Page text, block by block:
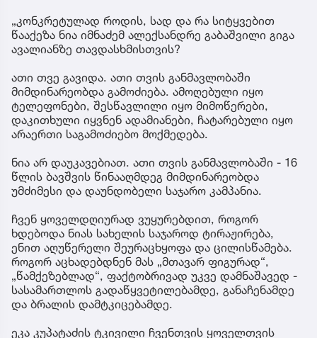
„კონკრეტულად როდის, სად და რა სიტყვებით
წააქეზა ნია იმნაძემ ალექსანდრე გაბაშვილი გიგა
ავალიანზე თავდასხმისთვის?
ათი თვე გავიდა. ათი თვის განმავლობაში
მიმდინარეობდა გამოძიება. ამოღებული იყო
ტელეფონები, შესწავლილი იყო მიმოწერები,
დაკითხული იყვნენ ადამიანები, ჩატარებული იყო
არაერთი საგამოძიებო მოქმედება.
ნია არ დაუკავებიათ. ათი თვის განმავლობაში - 16
წლის ბავშვის წინააღმდეგ მიმდინარეობდა
უმძიმესი და დაუნდობელი საჯარო კამპანია.
ჩვენ ყოველდღიურად ვუყურებდით, როგორ
ხდებოდა ნიას სახელის საჯაროდ ტირაჟირება,
ენით აღუწერელი შეურაცხყოფა და ცილისწამება.
როგორ აცხადებდნენ მას „მთავარ ფიგურად“,
„წამქეზებლად“, ფაქტობრივად უკვე დამნაშავედ -
სასამართლოს გადაწყვეტილებამდე, განაჩენამდე
და ბრალის დამტკიცებამდე.
ეკა კუპატაძის ტკივილი ჩვენთვის ყოველთვის